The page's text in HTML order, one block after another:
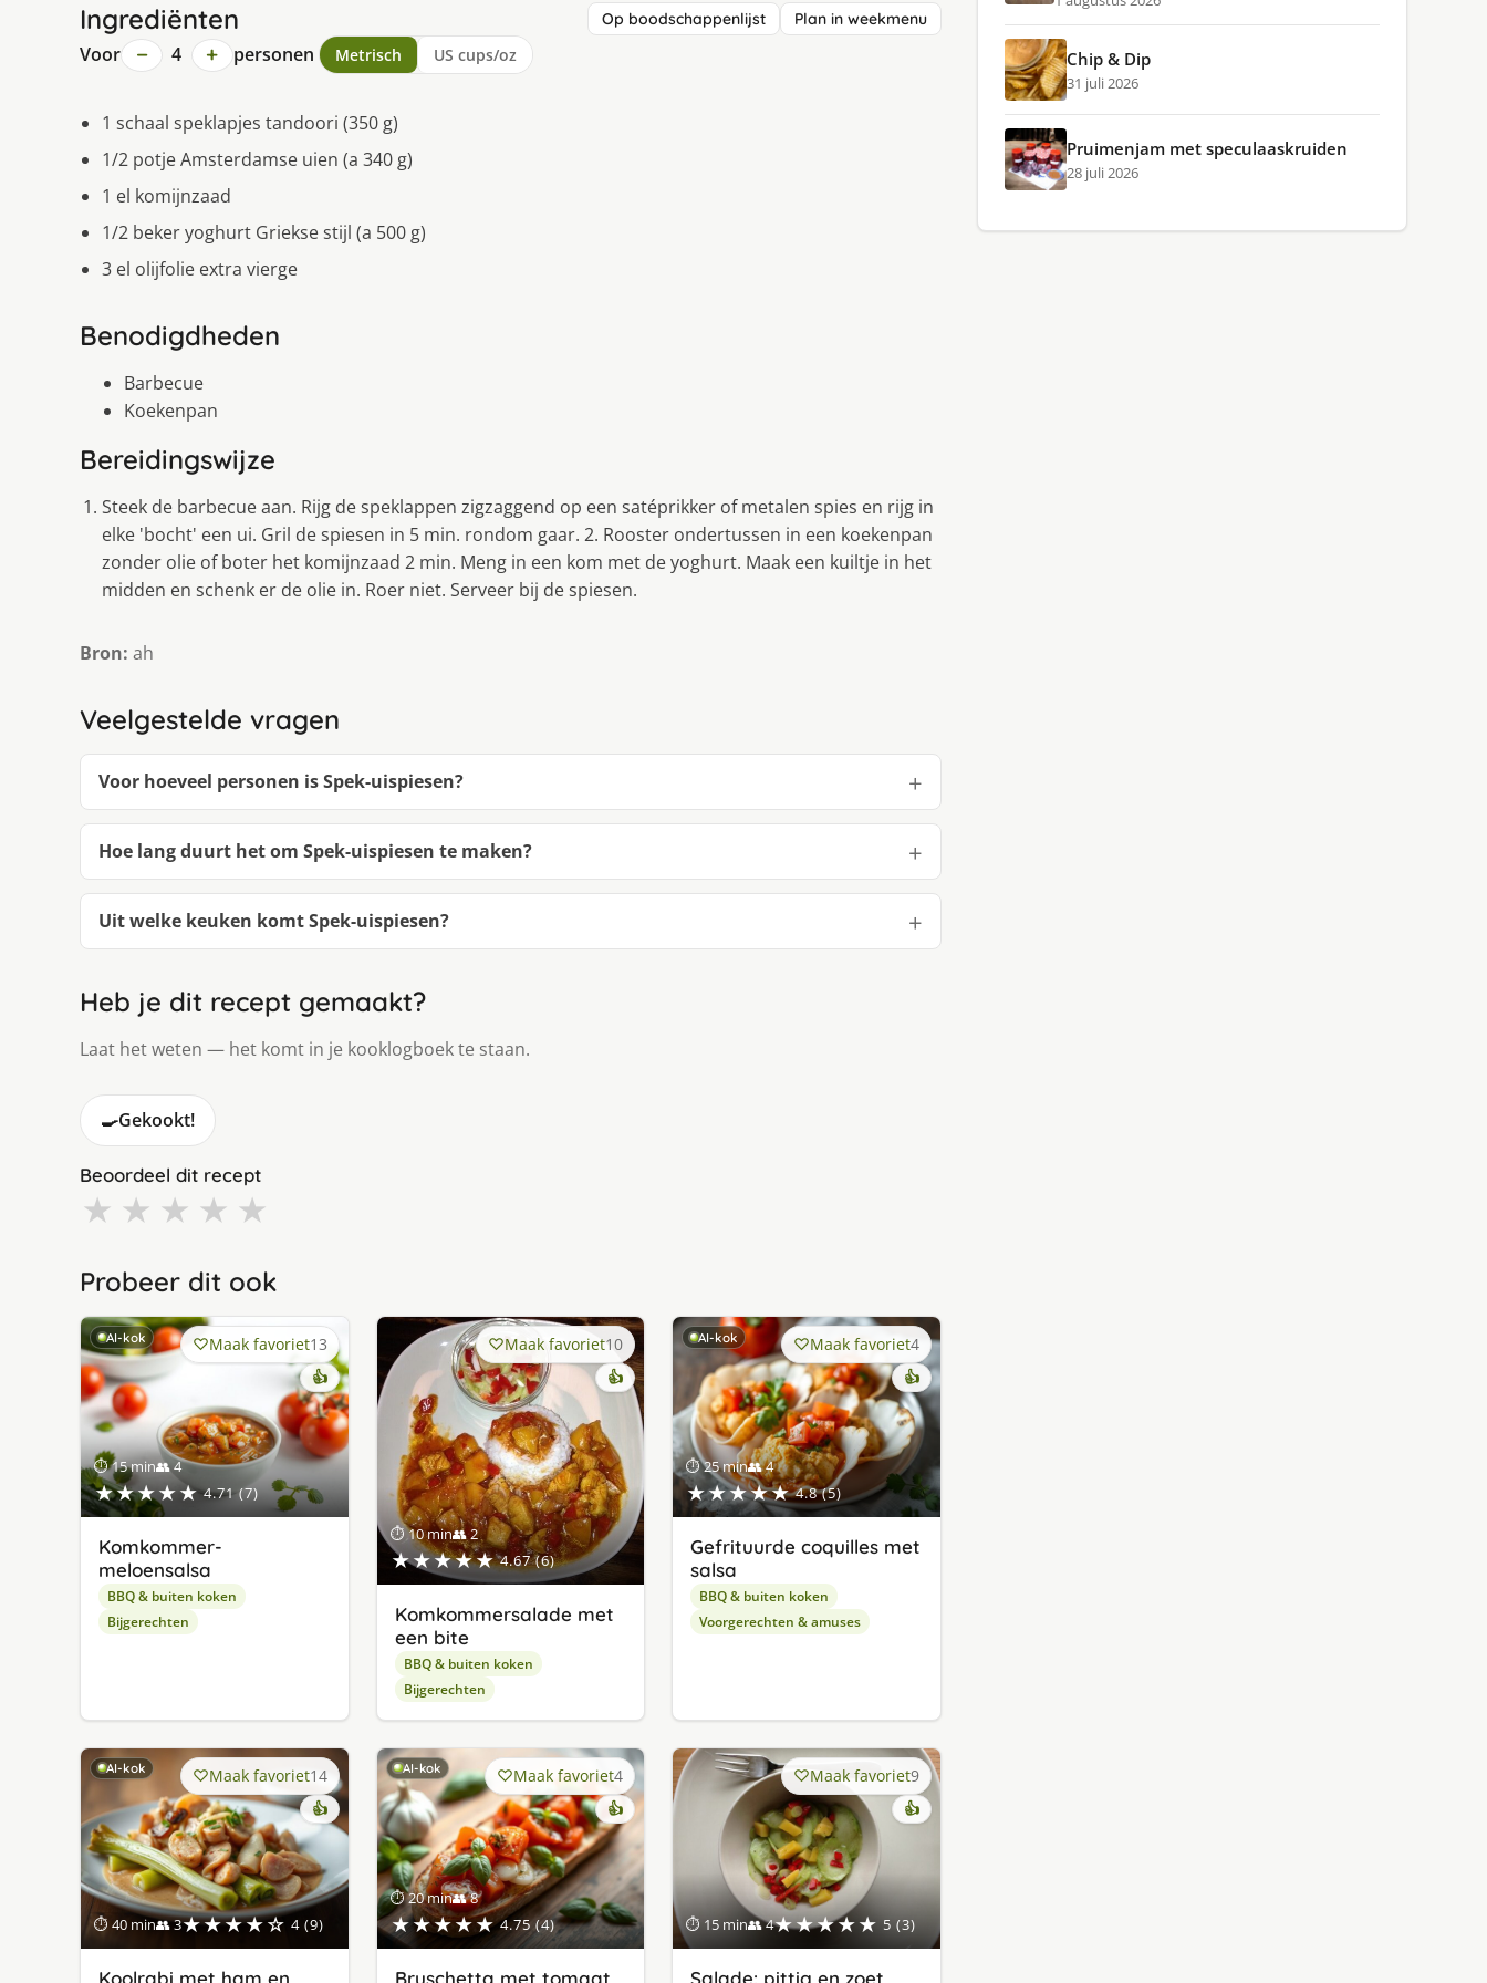
Ingrediënten Op boodschappenlijst Plan in weekmenu
Voor − 4 + personen Metrisch US cups/oz
1 schaal speklapjes tandoori (350 g)
1/2 potje Amsterdamse uien (a 340 g)
1 el komijnzaad
1/2 beker yoghurt Griekse stijl (a 500 g)
3 el olijfolie extra vierge
Benodigdheden
Barbecue
Koekenpan
Bereidingswijze
Steek de barbecue aan. Rijg de speklappen zigzaggend op een satéprikker of metalen spies en rijg in
elke 'bocht' een ui. Gril de spiesen in 5 min. rondom gaar. 2. Rooster ondertussen in een koekenpan
zonder olie of boter het komijnzaad 2 min. Meng in een kom met de yoghurt. Maak een kuiltje in het
midden en schenk er de olie in. Roer niet. Serveer bij de spiesen.
Bron: ah
Veelgestelde vragen
Voor hoeveel personen is Spek-ui­s­pie­sen?
Hoe lang duurt het om Spek-ui­s­pie­sen te maken?
Uit welke keuken komt Spek-ui­s­pie­sen?
Heb je dit recept gemaakt?
Laat het weten — het komt in je kooklogboek te staan.
🍳Gekookt!
Beoordeel dit recept
★ ★ ★ ★ ★
Probeer dit ook
AI-kok
⏱ 15 min👥 4
★★★★★ 4.71 (7)
Maak favoriet13
👍
Komkommer-
meloensalsa
BBQ & buiten koken
Bijgerechten
⏱ 10 min👥 2
★★★★★ 4.67 (6)
Maak favoriet10
👍
Komkommersalade met
een bite
BBQ & buiten koken
Bijgerechten
AI-kok
⏱ 25 min👥 4
★★★★★ 4.8 (5)
Maak favoriet4
👍
Gefrituurde coquilles met
salsa
BBQ & buiten koken
Voorgerechten & amuses
AI-kok
⏱ 40 min👥 3★★★★☆ 4 (9)
Maak favoriet14
👍
Koolrabi met ham en
AI-kok
⏱ 20 min👥 8
★★★★★ 4.75 (4)
Maak favoriet4
👍
Bruschetta met tomaat
⏱ 15 min👥 4★★★★★ 5 (3)
Maak favoriet9
👍
Salade: pittig en zoet
Chip & Dip
31 juli 2026
Pruimenjam met speculaaskruiden
28 juli 2026